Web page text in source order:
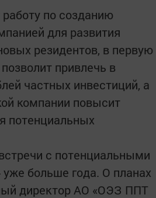
по созданию
для развития
резидентов, в первую
привлечь в
частных инвестиций, а
компании повысит
потенциальных
с потенциальными
больше года. О планах
директор АО «ОЭЗ ППТ